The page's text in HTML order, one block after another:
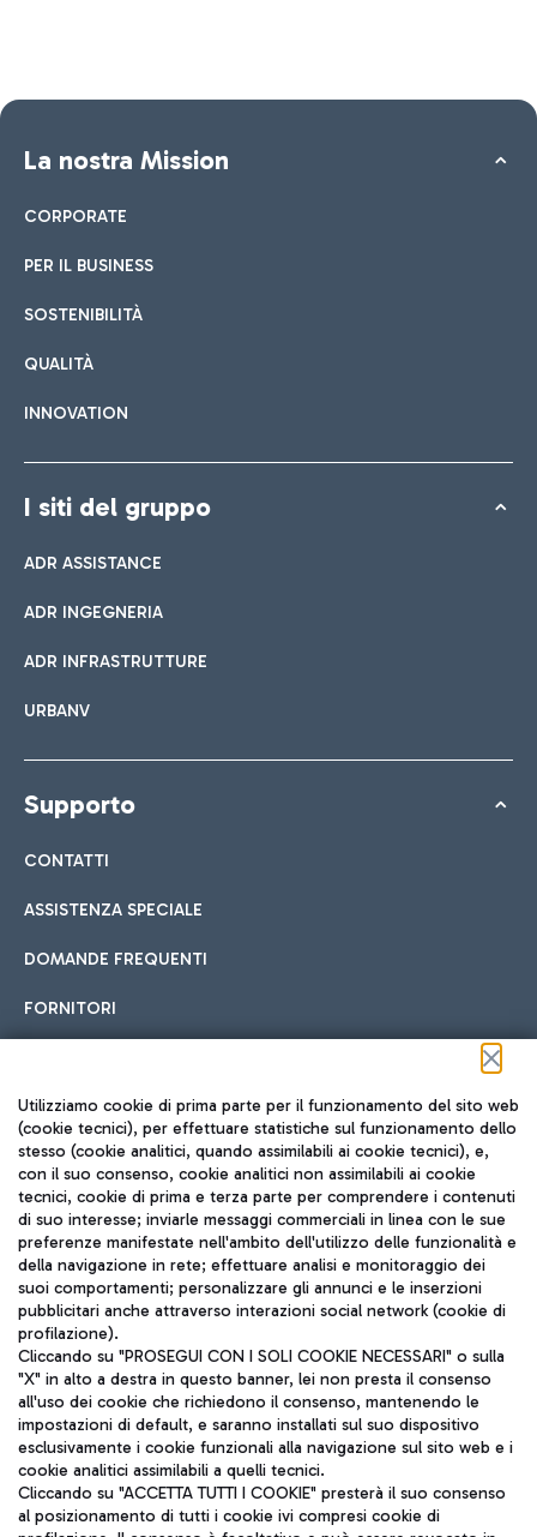
La nostra Mission
CORPORATE
PER IL BUSINESS
SOSTENIBILITÀ
QUALITÀ
INNOVATION
I siti del gruppo
ADR ASSISTANCE
ADR INGEGNERIA
ADR INFRASTRUTTURE
URBANV
Supporto
CONTATTI
ASSISTENZA SPECIALE
DOMANDE FREQUENTI
FORNITORI
Seguici sui social
TRAVEL JOURNAL
ITA
Aeroporti di Roma S.p.A. - Società soggetta a direzione e
coordinamento di Mundys S.p.A.
Codice fiscale e Registro delle Imprese di Roma 13032990155 P.
Utilizziamo cookie di prima parte per il funzionamento del sito web
(cookie tecnici), per effettuare statistiche sul funzionamento dello
stesso (cookie analitici, quando assimilabili ai cookie tecnici), e,
con il suo consenso, cookie analitici non assimilabili ai cookie
tecnici, cookie di prima e terza parte per comprendere i contenuti
di suo interesse; inviarle messaggi commerciali in linea con le sue
preferenze manifestate nell'ambito dell'utilizzo delle funzionalità e
della navigazione in rete; effettuare analisi e monitoraggio dei
suoi comportamenti; personalizzare gli annunci e le inserzioni
pubblicitari anche attraverso interazioni social network (cookie di
profilazione).
Cliccando su "PROSEGUI CON I SOLI COOKIE NECESSARI" o sulla
"X" in alto a destra in questo banner, lei non presta il consenso
all'uso dei cookie che richiedono il consenso, mantenendo le
impostazioni di default, e saranno installati sul suo dispositivo
esclusivamente i cookie funzionali alla navigazione sul sito web e i
cookie analitici assimilabili a quelli tecnici.
Cliccando su "ACCETTA TUTTI I COOKIE" presterà il suo consenso
al posizionamento di tutti i cookie ivi compresi cookie di